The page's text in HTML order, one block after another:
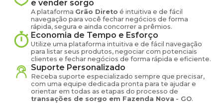
e vender sorgo
A plataforma Grão Direto é intuitiva e de fácil
navegação para você fechar negócios de forma
rápida, segura e ainda concorrer a prêmios.
Economia de Tempo e Esforço
Utilize uma plataforma intuitiva e de fácil navegação
para listar seus produtos, negociar com potenciais
clientes e fechar negócios de forma rápida e eficiente.
Suporte Personalizado
Receba suporte especializado sempre que precisar,
com uma equipe dedicada pronta para te ajudar e
orientar em todas as etapas do processo de
transações de sorgo em Fazenda Nova - GO.